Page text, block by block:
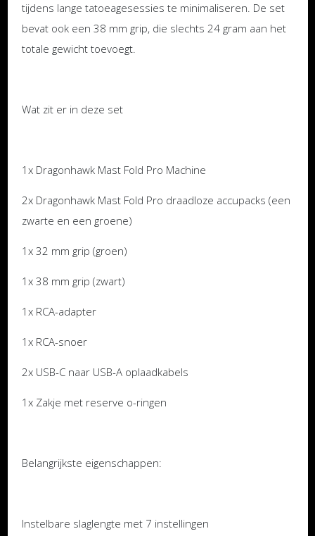
tijdens lange tatoeagesessies te minimaliseren. De set
bevat ook een 38 mm grip, die slechts 24 gram aan het
totale gewicht toevoegt.
Wat zit er in deze set
1x Dragonhawk Mast Fold Pro Machine
2x Dragonhawk Mast Fold Pro draadloze accupacks (een
zwarte en een groene)
1x 32 mm grip (groen)
1x 38 mm grip (zwart)
1x RCA-adapter
1x RCA-snoer
2x USB-C naar USB-A oplaadkabels
1x Zakje met reserve o-ringen
Belangrijkste eigenschappen:
Instelbare slaglengte met 7 instellingen